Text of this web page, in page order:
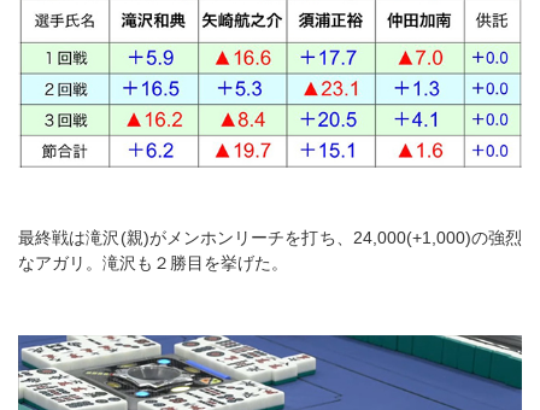
最終戦は滝沢(親)がメンホンリーチを打ち、24,000(+1,000)の強烈
なアガリ。滝沢も２勝目を挙げた。